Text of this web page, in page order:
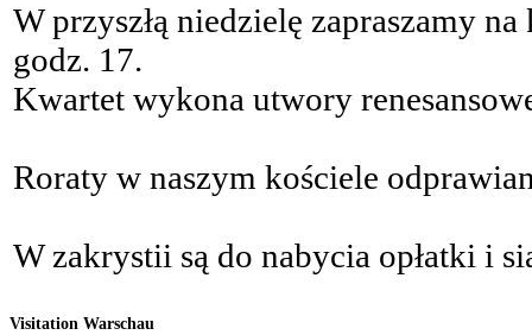
W przyszłą niedzielę zapraszamy
godz. 17.
Kwartet wykona utwory
Roraty w naszym kościele
W zakrystii są do nabycia opłatki i
Visitation Warschau